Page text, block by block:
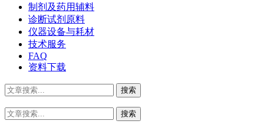
制剂及药用辅料
诊断试剂原料
仪器设备与耗材
技术服务
FAQ
资料下载